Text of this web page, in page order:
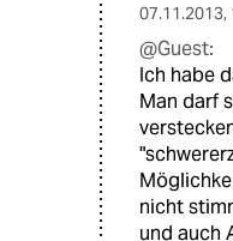
07.11.2013,
@Guest:
Ich habe
Man darf
nicht
und auch